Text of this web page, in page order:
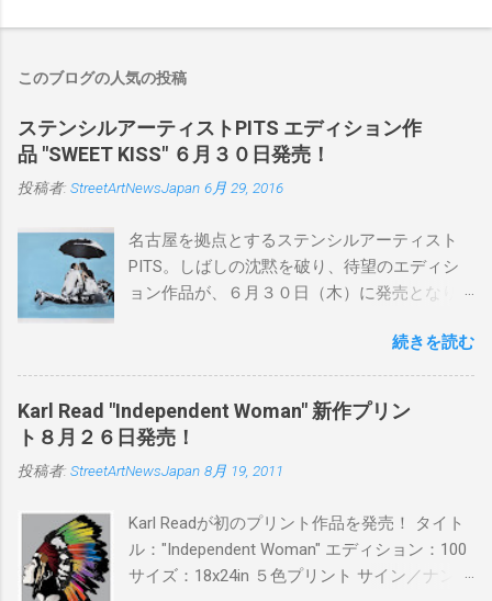
このブログの人気の投稿
ステンシルアーティストPITS エディション作
品 "SWEET KISS" ６月３０日発売！
投稿者: StreetArtNewsJapan 6月 29, 2016
名古屋を拠点とするステンシルアーティスト
PITS。しばしの沈黙を破り、待望のエディシ
ョン作品が、６月３０日（木）に発売となり
品に落とし込むスタイルは今作でも健在。(
PITSの過去記事はこちらから ) 発売日：6月30
日(木)19時 タイトル：SWEET KISS カラー：
BLUE/MINT GREEN/PINK/YELLOW エディショ
ン：各色５ サイズ：800mm × 550mm 価格：
¥16,000(¥17,280) 購入は、 こちら から
続きを読む
Karl Read "Independent Woman" 新作プリン
ト８月２６日発売！
投稿者: StreetArtNewsJapan 8月 19, 2011
Karl Readが初のプリント作品を発売！ タイト
ル："Independent Woman" エディション：100
サイズ：18x24in ５色プリント サイン／ナンバ